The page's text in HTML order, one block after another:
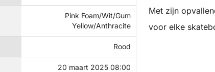
Pink Foam/Wit/Gum
Yellow/Anthracite
Rood
20 maart 2025 08:00
Met zijn
voor elke